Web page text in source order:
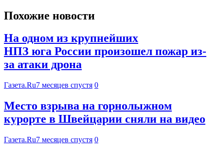
Похожие новости
На одном из крупнейших
НПЗ юга России произошел пожар из-
за атаки дрона
Газета.Ru7 месяцев спустя 0
Место взрыва на горнолыжном
курорте в Швейцарии сняли на видео
Газета.Ru7 месяцев спустя 0